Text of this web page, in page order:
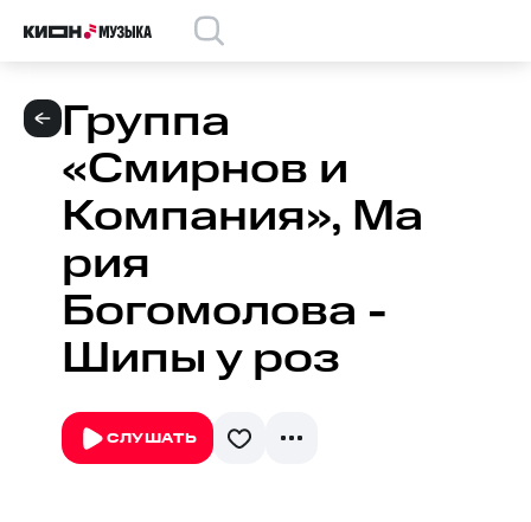
Группа
«Смирнов и
Компания», Ма
рия
Богомолова -
Шипы у роз
СЛУШАТЬ